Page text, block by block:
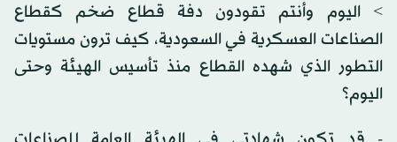
> اليوم وأنتم تقودون دفة قطاع ضخم كقطاع
الصناعات العسكرية في السعودية، كيف ترون مستويات
التطور الذي شهده القطاع منذ تأسيس الهيئة وحتى
اليوم؟